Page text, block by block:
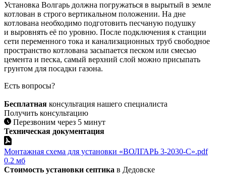
Установка Волгарь должна погружаться в вырытый в земле
котлован в строго вертикальном положении. На дне
котлована необходимо подготовить песчаную подушку
и выровнять её по уровню. После подключения к станции
сети переменного тока и канализационных труб свободное
пространство котлована засыпается песком или смесью
цемента и песка, самый верхний слой можно присыпать
грунтом для посадки газона.
Есть вопросы?
Бесплатная консультация нашего специалиста
Получить консультацию
Перезвоним через 5 минут
Техническая документация
Монтажная схема для установки «ВОЛГАРЬ 3-2030-С».pdf
0.2 мб
Стоимость установки септика в Дедовске